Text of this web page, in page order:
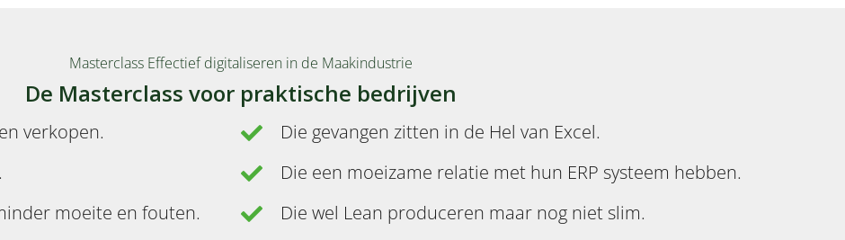
Masterclass Effectief digitaliseren in de Maakindustrie
De Masterclass voor praktische bedrijven
verkopen.
moeite en fouten.
Die gevangen zitten in de Hel van Excel.
Die een moeizame relatie met hun ERP systeem hebben.
Die wel Lean produceren maar nog niet slim.